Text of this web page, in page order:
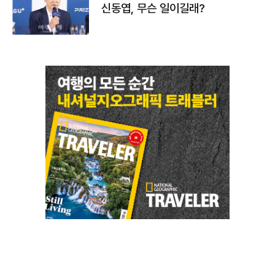
신동엽, 무슨 일이길래?